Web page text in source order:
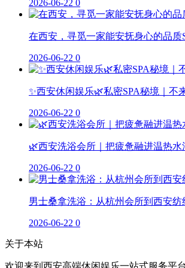
2026-06-22 0
在西安，寻觅一家能安抚身心的品质
2026-06-22 0
✨西安休闲娱乐🌿私密SPA秘境｜不
2026-06-22 0
🌿西安洗浴会所｜把疲惫融进温热水
2026-06-22 0
男士桑拿洗浴：从杭州会所到西安
2026-06-22 0
关于本站